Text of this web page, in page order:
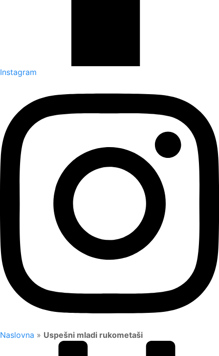
Instagram
Naslovna » Uspešni mladi rukometaši